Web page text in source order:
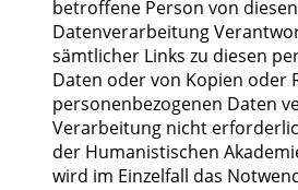
betroffene Person von
Datenverarbeitung
sämtlicher Links zu diesen
Daten oder von Kopien oder
personenbezogenen Daten
Verarbeitung nicht
der Humanistischen
wird im Einzelfall das